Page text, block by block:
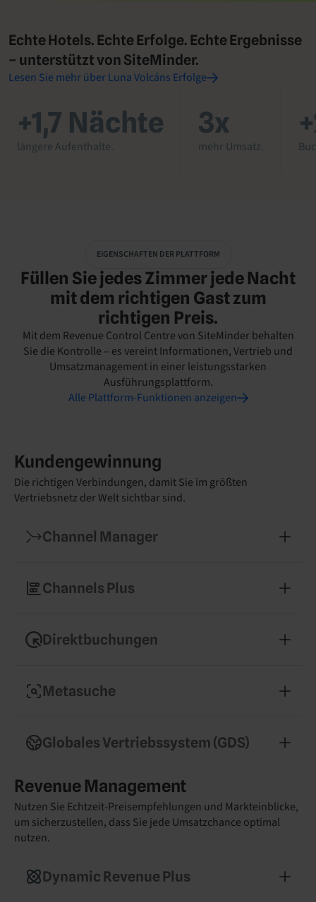
Echte Hotels. Echte Erfolge. Echte Ergebnisse
– unterstützt von SiteMinder.
Lesen Sie mehr über Luna Volcáns Erfolge
+1,7 Nächte
längere Aufenthalte.
3x
mehr Umsatz.
EIGENSCHAFTEN DER PLATTFORM
Füllen Sie jedes Zimmer jede Nacht
mit dem richtigen Gast zum
richtigen Preis.
Mit dem Revenue Control Centre von SiteMinder behalten
Sie die Kontrolle – es vereint Informationen, Vertrieb und
Umsatzmanagement in einer leistungsstarken
Ausführungsplattform.
Alle Plattform-Funktionen anzeigen
Kundengewinnung
Die richtigen Verbindungen, damit Sie im größten
Vertriebsnetz der Welt sichtbar sind.
Channel Manager
Verfügbarkeiten über 450+ globale
Buchungskanäle.
Channels Plus
Zugang zu spezialisierten Buchungspartnern.
Direktbuchungen
provisionsfreien Buchungssystem.
Metasuche
und Tripadvisor mit optimierten Einträgen.
Globales Vertriebssystem (GDS)
steigern Sie Ihre Belegung unter der Woche.
Revenue Management
Nutzen Sie Echtzeit-Preisempfehlungen und Markteinblicke,
um sicherzustellen, dass Sie jede Umsatzchance optimal
nutzen.
Dynamic Revenue Plus